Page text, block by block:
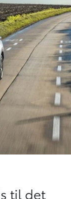
til det